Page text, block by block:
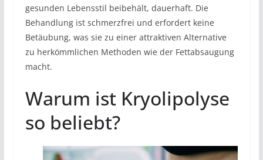
gesunden Lebensstil beibehält, dauerhaft. Die
Behandlung ist schmerzfrei und erfordert keine
Betäubung, was sie zu einer attraktiven Alternative
zu herkömmlichen Methoden wie der Fettabsaugung
macht.
Warum ist Kryolipolyse
so beliebt?